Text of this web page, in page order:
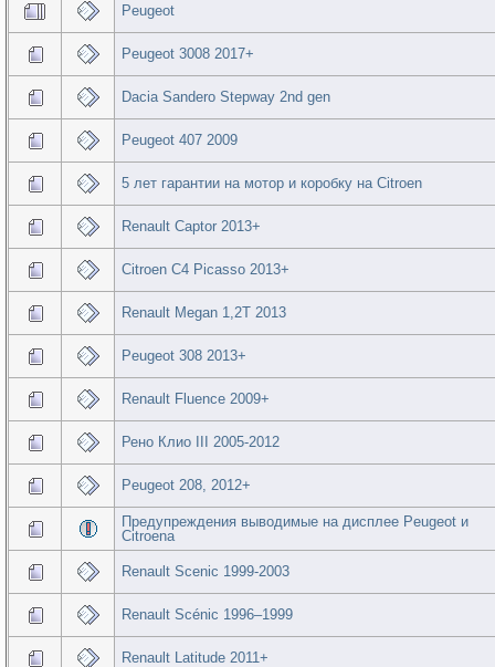
Peugeot
Peugeot 3008 2017+
Dacia Sandero Stepway 2nd gen
Peugeot 407 2009
5 лет гарантии на мотор и коробку на Citroen
Renault Captor 2013+
Citroen C4 Picasso 2013+
Renault Megan 1,2T 2013
Peugeot 308 2013+
Renault Fluence 2009+
Рено Клио III 2005-2012
Peugeot 208, 2012+
Предупреждения выводимые на дисплее Peugeot и
Citroena
Renault Scenic 1999-2003
Renault Scénic 1996–1999
Renault Latitude 2011+